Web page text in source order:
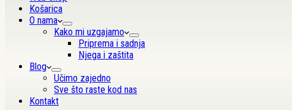
Košarica
O nama
Kako mi uzgajamo
Priprema i sadnja
Njega i zaštita
Blog
Učimo zajedno
Sve što raste kod nas
Kontakt